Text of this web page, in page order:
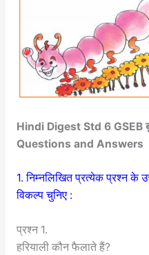
Hindi Digest Std 6 GSEB
Questions and Answers
1. निम्नलिखित प्रत्येक प्रश्न के
विकल्प चुनिए :
प्रश्न 1.
हरियाली कौन फैलाते हैं?